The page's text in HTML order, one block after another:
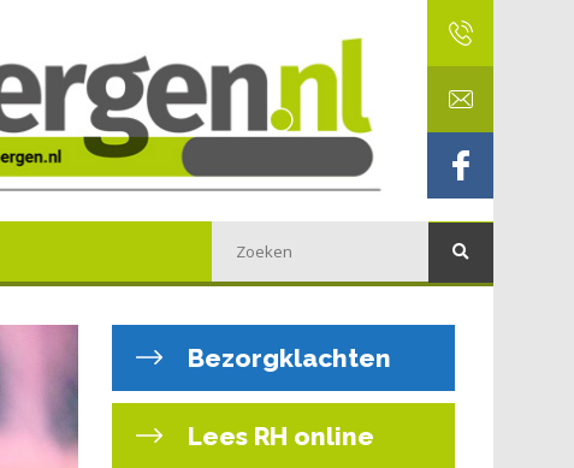
Bezorgklachten
Lees RH online